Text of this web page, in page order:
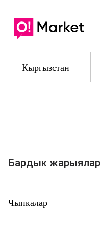
Кыргызстан
Бардык жарыялар
Чыпкалар